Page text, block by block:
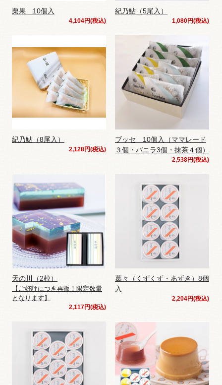
栗果 10個入
4,104円(税込)
紀乃鮎（5尾入）
1,080円(税込)
紀乃鮎（8尾入）
2,128円(税込)
ブッセ 10個入（ママレード
３個・バニラ3個・抹茶４個）
2,538円(税込)
天の川（2棹）
【ご好評につき再販！限定数量
となります】
2,117円(税込)
葛々（くずくず・あずき）8個
入
2,204円(税込)